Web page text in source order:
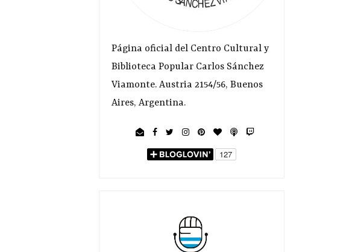
Página oficial del Centro Cultural y
Biblioteca Popular Carlos Sánchez
Viamonte. Austria 2154/56, Buenos
Aires, Argentina.